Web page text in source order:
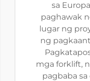
sa
paghawak
lugar ng
ng
mga forklift,
pagbaba